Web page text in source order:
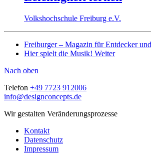
Volkshochschule Freiburg e.V.
Freiburger – Magazin für Entdecker
Hier spielt die Musik! Weiter
Nach oben
Telefon +49 7723 912006
info@designconcepts.de
Wir gestalten Veränderungsprozesse
Kontakt
Datenschutz
Impressum